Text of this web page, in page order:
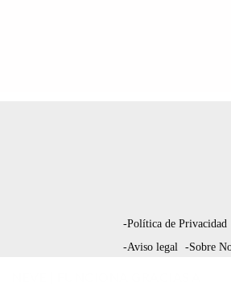
-Política de Privacidad
-Aviso legal -Sobre